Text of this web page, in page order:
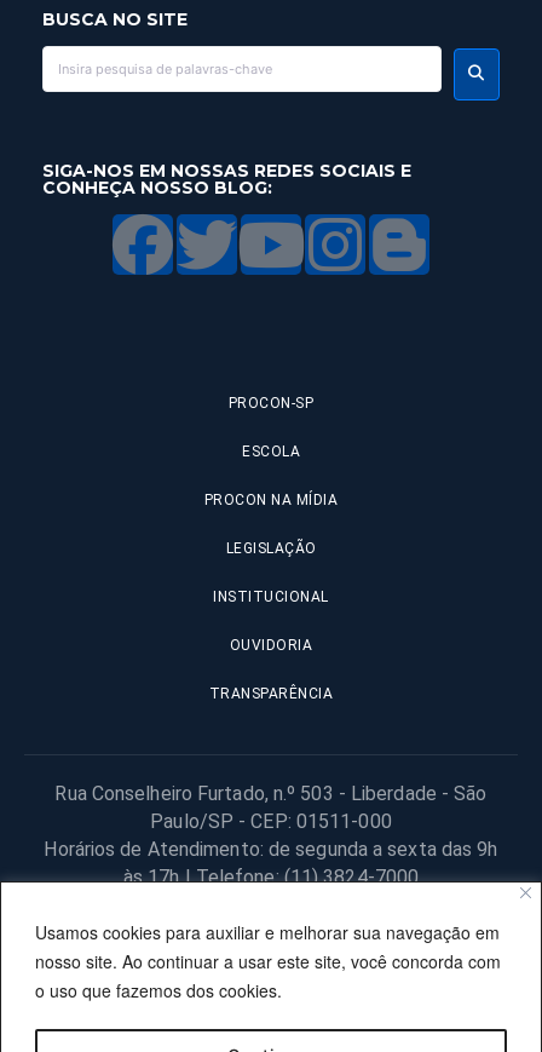
Usamos cookies para auxiliar e melhorar sua navegação em
nosso site. Ao continuar a usar este site, você concorda com
o uso que fazemos dos cookies.
BUSCA NO SITE
SIGA-NOS EM NOSSAS REDES SOCIAIS E
CONHEÇA NOSSO BLOG:
PROCON-SP
ESCOLA
PROCON NA MÍDIA
LEGISLAÇÃO
INSTITUCIONAL
OUVIDORIA
TRANSPARÊNCIA
Rua Conselheiro Furtado, n.º 503 - Liberdade - São
Paulo/SP - CEP: 01511-000
Horários de Atendimento: de segunda a sexta das 9h
às 17h | Telefone: (11) 3824-7000
© 2025 Fundação Procon – SP – Todos os direitos reservados. |
Site desenvolvido pela PRODESP.